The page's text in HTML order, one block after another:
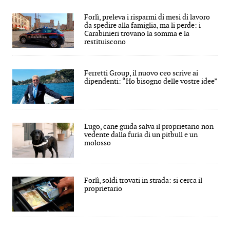
Forlì, preleva i risparmi di mesi di lavoro
da spedire alla famiglia, ma li perde: i
Carabinieri trovano la somma e la
restituiscono
Ferretti Group, il nuovo ceo scrive ai
dipendenti: “Ho bisogno delle vostre idee”
Lugo, cane guida salva il proprietario non
vedente dalla furia di un pitbull e un
molosso
Forlì, soldi trovati in strada: si cerca il
proprietario